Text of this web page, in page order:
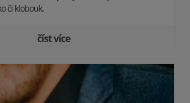
či klobouk.
číst více